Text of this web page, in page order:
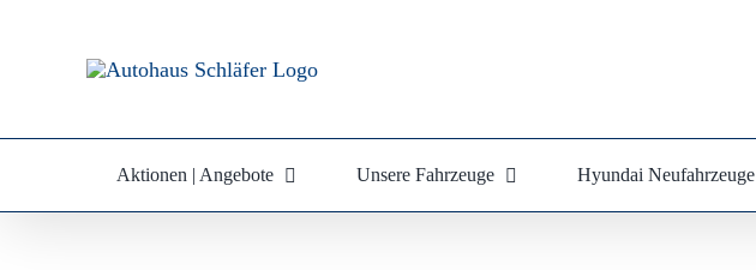
Aktionen | Angebote Unsere Fahrzeuge Hyundai Neufahrzeuge